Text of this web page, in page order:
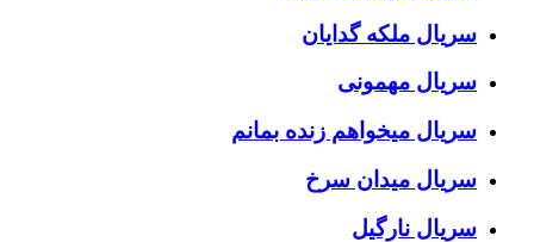
سریال ملکه گدایان
سریال مهمونی
سریال میخواهم زنده بمانم
سریال میدان سرخ
سریال نارگیل